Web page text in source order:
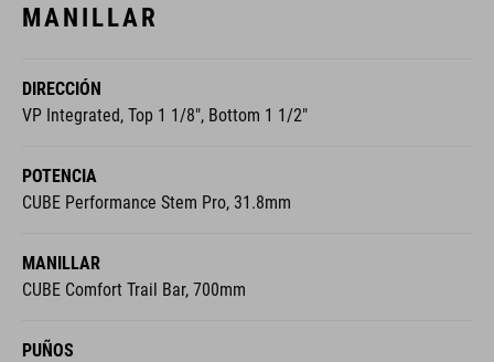
MANILLAR
DIRECCIÓN
VP Integrated, Top 1 1/8", Bottom 1 1/2"
POTENCIA
CUBE Performance Stem Pro, 31.8mm
MANILLAR
CUBE Comfort Trail Bar, 700mm
PUÑOS